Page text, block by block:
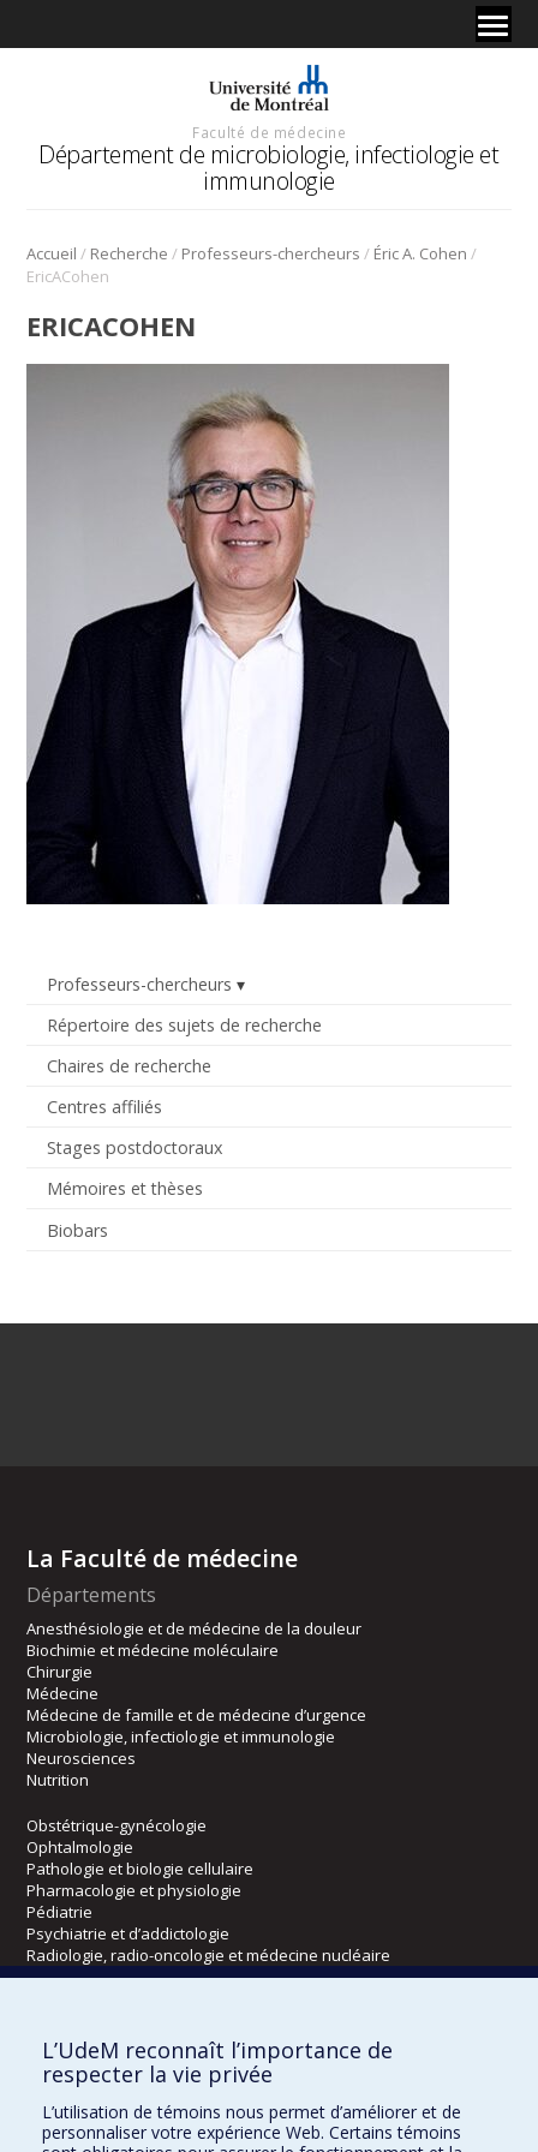
Faculté de médecine
Département de microbiologie, infectiologie et
immunologie
Accueil / Recherche / Professeurs-chercheurs / Éric A. Cohen /
EricACohen
Professeurs-chercheurs
Répertoire des sujets de recherche
Chaires de recherche
Centres affiliés
Stages postdoctoraux
Mémoires et thèses
Biobars
ERICACOHEN
La Faculté de médecine
Départements
Anesthésiologie et de médecine de la douleur
Biochimie et médecine moléculaire
Chirurgie
Médecine
Médecine de famille et de médecine d’urgence
Microbiologie, infectiologie et immunologie
Neurosciences
Nutrition
Obstétrique-gynécologie
Ophtalmologie
Pathologie et biologie cellulaire
Pharmacologie et physiologie
Pédiatrie
Psychiatrie et d’addictologie
Radiologie, radio-oncologie et médecine nucléaire
Écoles
Kinésiologie et des sciences de l’activité physique
Orthophonie et audiologie
Réadaptation
L’UdeM reconnaît l’importance de
respecter la vie privée
L’utilisation de témoins nous permet d’améliorer et de
personnaliser votre expérience Web. Certains témoins